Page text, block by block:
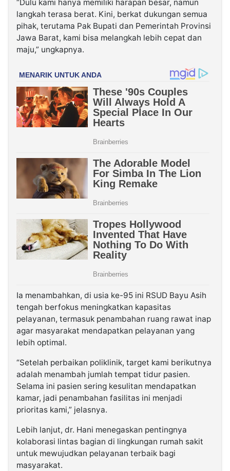
“Dulu kami hanya memiliki harapan besar, namun
langkah terasa berat. Kini, berkat dukungan semua
pihak, terutama Pak Bupati dan Pemerintah Provinsi
Jawa Barat, kami bisa melangkah lebih cepat dan
maju,” ungkapnya.
Ia menambahkan, di usia ke-95 ini RSUD Bayu Asih
tengah berfokus meningkatkan kapasitas
pelayanan, termasuk penambahan ruang rawat inap
agar masyarakat mendapatkan pelayanan yang
lebih optimal.
“Setelah perbaikan poliklinik, target kami berikutnya
adalah menambah jumlah tempat tidur pasien.
Selama ini pasien sering kesulitan mendapatkan
kamar, jadi penambahan fasilitas ini menjadi
prioritas kami,” jelasnya.
Lebih lanjut, dr. Hani menegaskan pentingnya
kolaborasi lintas bagian di lingkungan rumah sakit
untuk mewujudkan pelayanan terbaik bagi
masyarakat.